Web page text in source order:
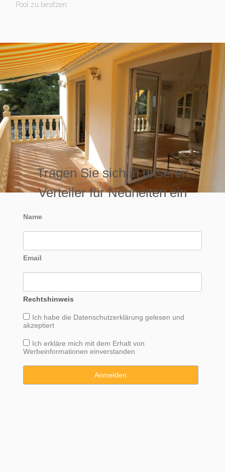
Pool zu besitzen
Tragen Sie sich in unseren
Verteiler für Neuheiten ein
Name
Email
Rechtshinweis
Ich habe die Datenschutzerklärung gelesen und
akzeptiert
Ich erkläre mich mit dem Erhalt von
Werbeinformationen einverstanden